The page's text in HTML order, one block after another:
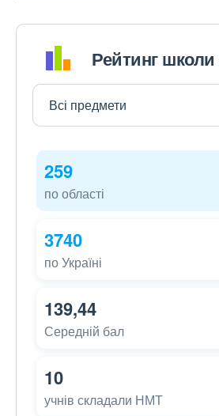
Рейтинг школи
259
по області
3740
по Україні
139,44
Середній бал
10
учнів складали НМТ